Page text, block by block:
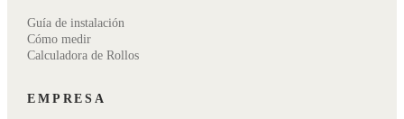
Guía de instalación
Cómo medir
Calculadora de Rollos
EMPRESA